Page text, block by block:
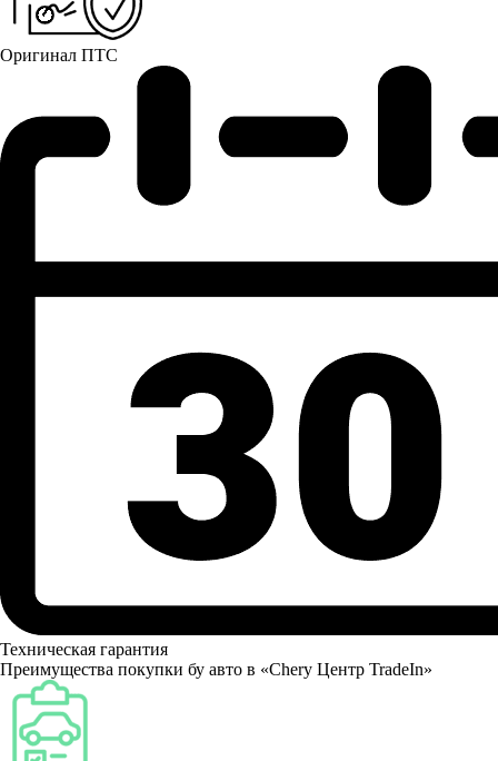
Оригинал ПТС
Техническая гарантия
Преимущества покупки бу авто в «Chery Центр TradeIn»